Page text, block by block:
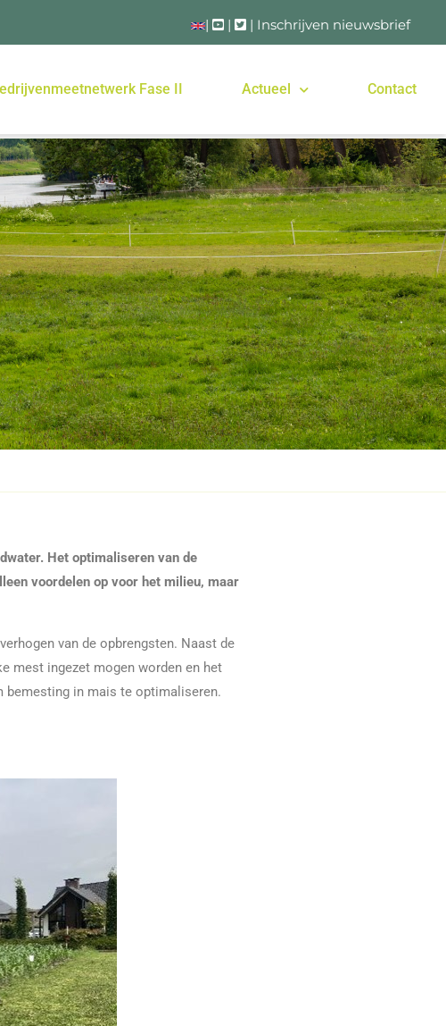
| | | Inschrijven nieuwsbrief
Fase II Actueel Contact
Het optimaliseren van de
voordelen op voor het milieu, maar
van de opbrengsten. Naast de
mest ingezet mogen worden en het
bemesting in mais te optimaliseren.